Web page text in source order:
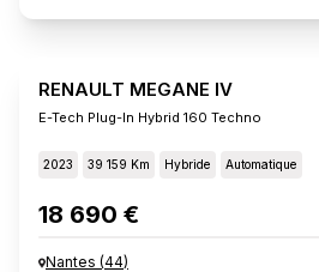
RENAULT MEGANE IV
E-Tech Plug-In Hybrid 160 Techno
2023 39 159 Km Hybride Automatique
18 690 €
Nantes (44)